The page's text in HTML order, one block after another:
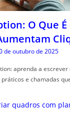
O Que
de outubro de 2025
aprenda a
e chamadas